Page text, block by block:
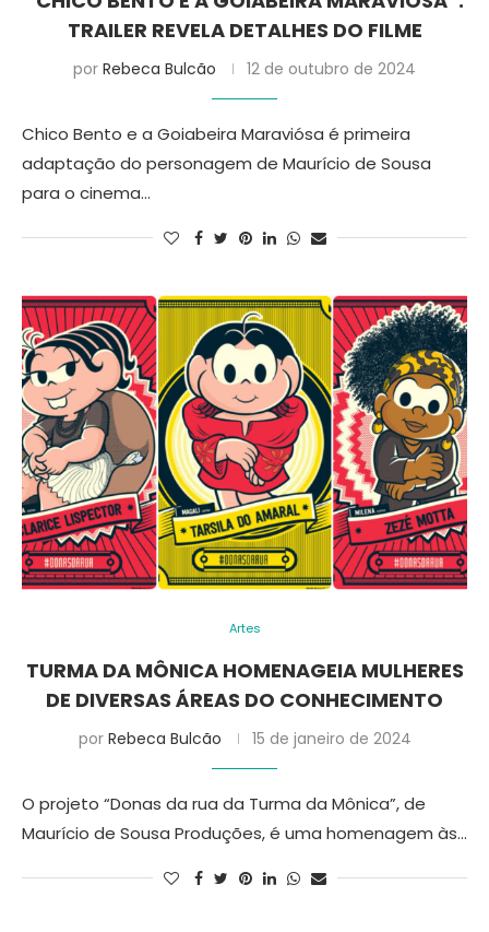
TRAILER REVELA DETALHES DO FILME
por Rebeca Bulcão 12 de outubro de 2024
Chico Bento e a Goiabeira Maraviósa é primeira
adaptação do personagem de Maurício de Sousa
para o cinema…
Artes
TURMA DA MÔNICA HOMENAGEIA MULHERES
DE DIVERSAS ÁREAS DO CONHECIMENTO
por Rebeca Bulcão 15 de janeiro de 2024
O projeto “Donas da rua da Turma da Mônica”, de
Maurício de Sousa Produções, é uma homenagem às…